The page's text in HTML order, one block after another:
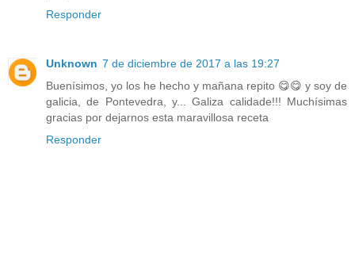
Responder
Unknown 7 de diciembre de 2017 a las 19:27
Buenísimos, yo los he hecho y mañana repito 😋😋 y soy de
galicia, de Pontevedra, y... Galiza calidade!!! Muchísimas
gracias por dejarnos esta maravillosa receta
Responder